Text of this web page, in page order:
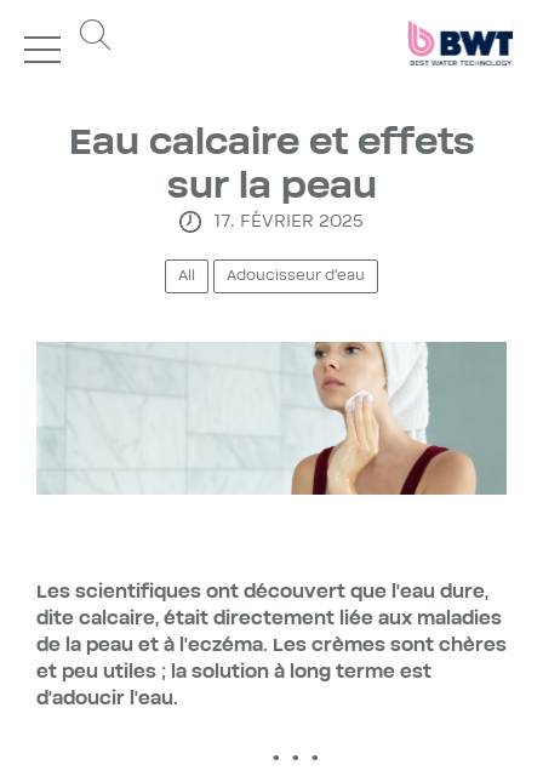
Eau calcaire et effets
sur la peau
17. FÉVRIER 2025
All Adoucisseur d'eau
Les scientifiques ont découvert que l’eau dure,
dite calcaire, était directement liée aux maladies
de la peau et à l’eczéma. Les crèmes sont chères
et peu utiles ; la solution à long terme est
d’adoucir l’eau.